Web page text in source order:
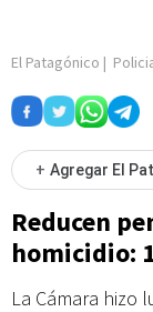
El Patagónico |
+ Agregar El
Reducen
homicidio:
La Cámara hizo